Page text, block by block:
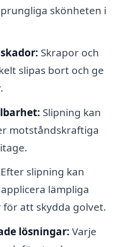
skönheten i
Skrapor och
slipas bort och ge
Slipning kan
motståndskraftiga
Efter slipning kan
lämpliga
att skydda golvet.
lösningar: Varje